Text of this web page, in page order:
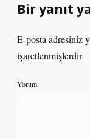
Bir yanıt
E-posta adresiniz
işaretlenmişlerdir
Yorum